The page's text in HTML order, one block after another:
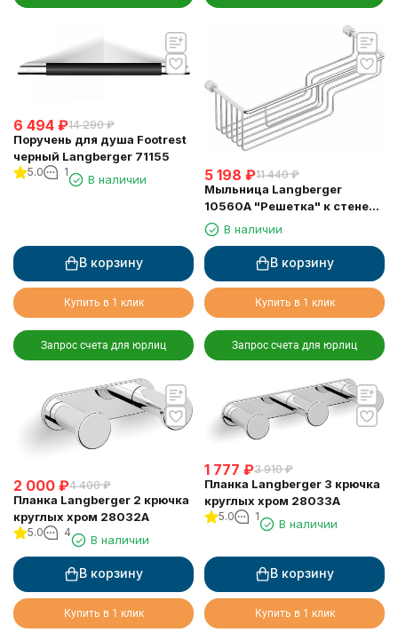
6 494 ₽14 290 ₽
Поручень для душа Footrest
черный Langberger 71155
5.0 1
В наличии
В корзину
Купить в 1 клик
Запрос счета для юрлиц
5 198 ₽11 440 ₽
Мыльница Langberger
10560A "Решетка" к стене
двойная хромированная
В наличии
В корзину
Купить в 1 клик
Запрос счета для юрлиц
2 000 ₽4 400 ₽
Планка Langberger 2 крючка
круглых хром 28032A
5.0 4
В наличии
В корзину
Купить в 1 клик
1 777 ₽3 910 ₽
Планка Langberger 3 крючка
круглых хром 28033A
5.0 1
В наличии
В корзину
Купить в 1 клик